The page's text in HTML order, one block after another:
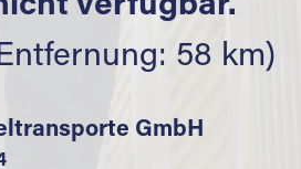
verfügbar.
58 km)
GmbH